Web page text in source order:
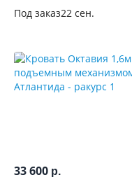
Коричневый
Под заказ22 сен.
33 600 р.